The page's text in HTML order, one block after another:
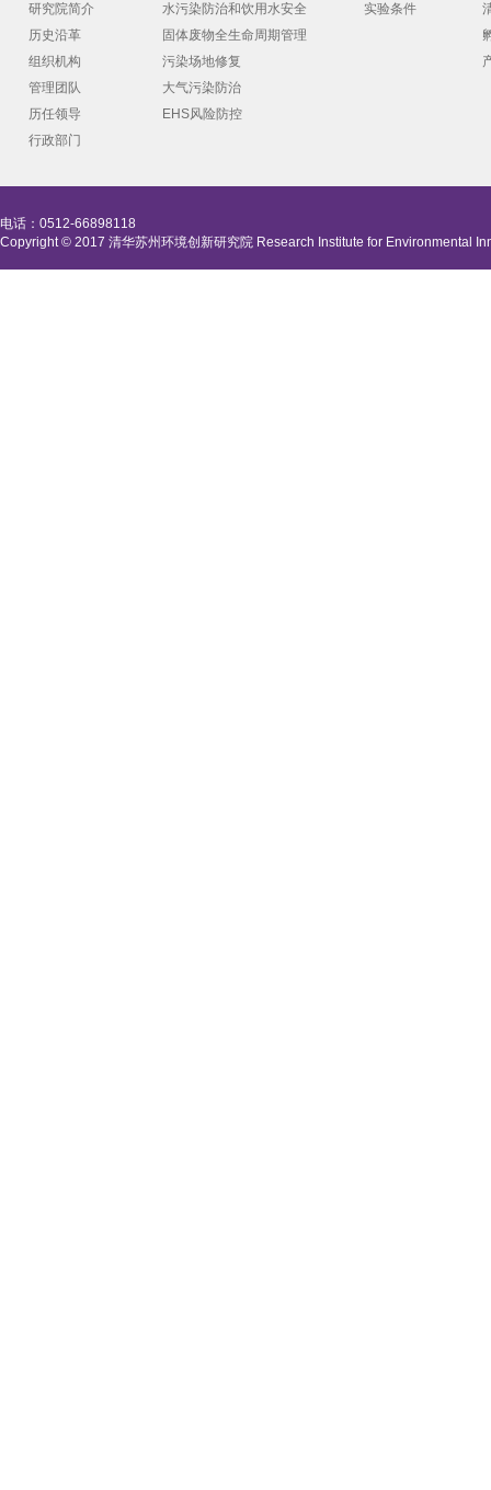
研究院简介
历史沿革
组织机构
管理团队
历任领导
行政部门
水污染防治和饮用水安全
固体废物全生命周期管理
污染场地修复
大气污染防治
EHS风险防控
实验条件
电话：0512-66898118
Copyright © 2017 清华苏州环境创新研究院 Research Institute for Environmental